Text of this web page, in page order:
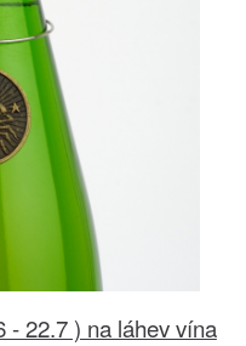
22.7 ) na láhev vína